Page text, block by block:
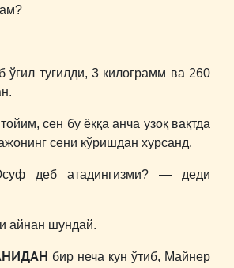
туғилди, 3 килограмм ва 260
сен бу ёққа анча узоқ вақтда
сени кўришдан хурсанд.
деб атадингизми? ― деди
айнан шундай.
бир неча кун ўтиб, Майнер